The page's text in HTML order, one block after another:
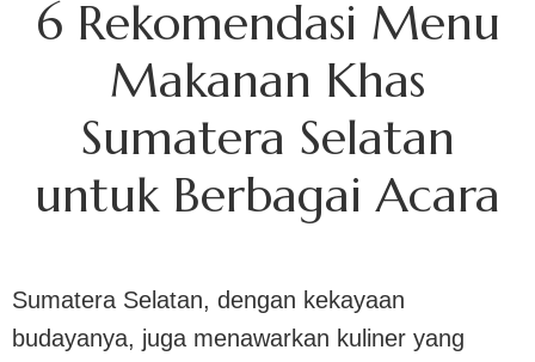
6 Rekomendasi Menu
Makanan Khas
Sumatera Selatan
untuk Berbagai Acara
Sumatera Selatan, dengan kekayaan
budayanya, juga menawarkan kuliner yang